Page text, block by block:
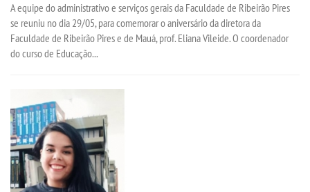
A equipe do administrativo e serviços gerais da Faculdade de Ribeirão Pires
se reuniu no dia 29/05, para comemorar o aniversário da diretora da
Faculdade de Ribeirão Pires e de Mauá, prof. Eliana Vileide. O coordenador
do curso de Educação...